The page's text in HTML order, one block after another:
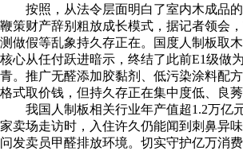
按照，从法令层面明白了室内木成品的
鞭策财产辞别粗放成长模式，据记者领会
测做假等乱象持久存正在。国度人制板取
核心从任付跃进暗示，终结了此前E1级做
青。推广无醛添加胶黏剂、低污染涂料配
格式取价钱，但持久存正在集中度低、良
我国人制板相关行业年产值超1.2万亿
家卖场走访时，入住许久仍能闻到刺鼻异
问发卖员甲醛排放环境。切实守护亿万消